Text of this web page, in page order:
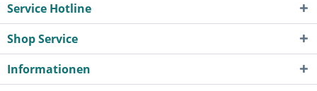
Service Hotline
Shop Service
Informationen